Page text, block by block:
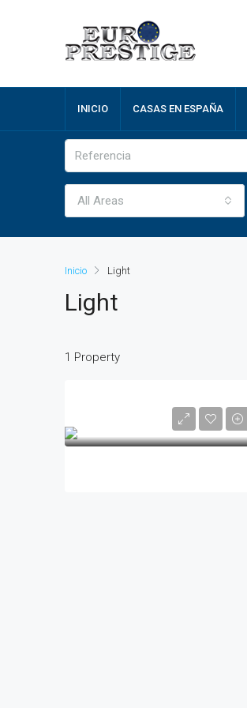
INICIO CASAS EN ESPAÑA
All Areas
Inicio Light
Light
1 Property